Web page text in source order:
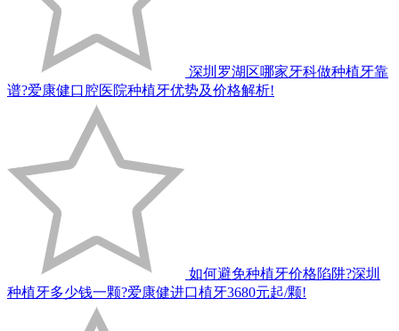
深圳罗湖区哪家牙科做种植牙靠
谱?爱康健口腔医院种植牙优势及价格解析!
如何避免种植牙价格陷阱?深圳
种植牙多少钱一颗?爱康健进口植牙3680元起/颗!